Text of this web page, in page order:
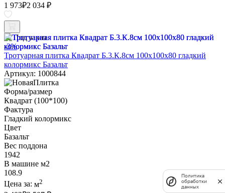
1 973₽2 034 ₽
Под заказ
-3%
Тротуарная плитка Квадрат Б.3.К.8см 100х100х80 гладкий
колормикс Базальт
Артикул: 1000844
Форма/размер
Квадрат (100*100)
Фактура
Гладкий колормикс
Цвет
Базальт
Вес поддона
1942
В машине м2
108.9
Цена за: м2
Политика
обработки
данных